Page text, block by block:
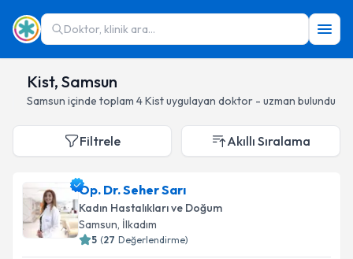
Doktor, klinik ara...
Kist, Samsun
Samsun içinde toplam 4Kistuygulayan doktor - uzman bulundu
Filtrele Akıllı Sıralama
Op. Dr. Seher Sarı
Kadın Hastalıkları ve Doğum
Samsun, İlkadım
5 (27 Değerlendirme)